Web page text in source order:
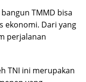
TMMD bisa
ekonomi. Dari yang
perjalanan
TNI ini merupakan